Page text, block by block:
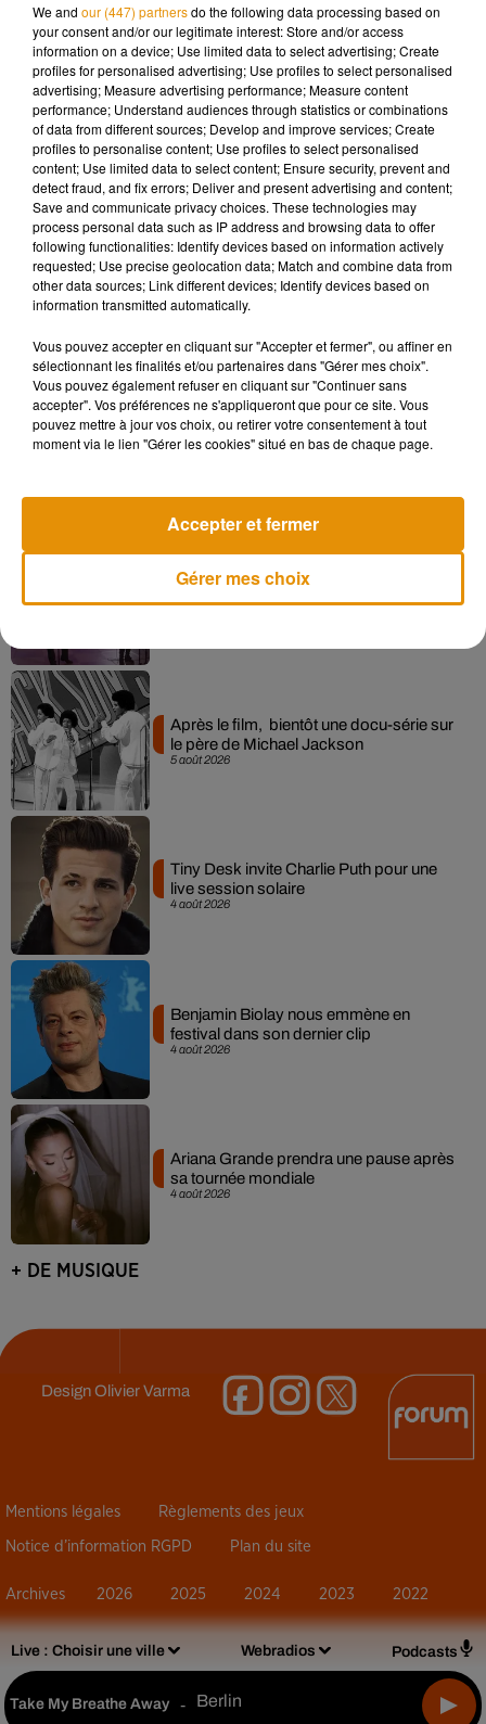
Live : Choisir une ville Webradios Podcasts
Take My Breathe Away - Berlin
Publiée partwifisur Vendredi 16 octobre 2020
Une offre encore en cours
Si ce choix peut en choquer plus d'un, les jeunes parents ont
décidé de placer l'argent économisé sur un compte pour leur
fille. De son côté, la société Twifi a confirmé que l'entreprise
continuait son offre jusqu'en 2038. "C'est une question
d’honneur",a expliqué Philippe Fotsch, le directeur du
fournisseur d'accès à Internet.
Musique
Pomme emprunte le décor de l’émission
« Loups Garous » pour son...
La version réécrite de « Beautiful Day »
interprétée lors des...
5 août 2026
Après le film, bientôt une docu-série sur
le père de Michael Jackson
4 août 2026
Tiny Desk invite Charlie Puth pour une
live session solaire
4 août 2026
Benjamin Biolay nous emmène en
festival dans son dernier clip
4 août 2026
Ariana Grande prendra une pause après
sa tournée mondiale
+ DE MUSIQUE
DesignOlivier Varma
Mentions légales Règlements des jeux
Notice d’information RGPD Plan du site
Archives 2026 2025 2024 2023 2022
We and our (447) partnersdo the following data processing based on
your consent and/or our legitimate interest: Store and/or access
information on a device; Use limited data to select advertising; Create
profiles for personalised advertising; Use profiles to select personalised
advertising; Measure advertising performance; Measure content
performance; Understand audiences through statistics or combinations
of data from different sources; Develop and improve services; Create
profiles to personalise content; Use profiles to select personalised
content; Use limited data to select content; Ensure security, prevent and
detect fraud, and fix errors; Deliver and present advertising and content;
Save and communicate privacy choices. These technologies may
process personal data such as IP address and browsing data to offer
following functionalities: Identify devices based on information actively
requested; Use precise geolocation data; Match and combine data from
other data sources; Link different devices; Identify devices based on
information transmitted automatically.
Vous pouvez accepter en cliquant sur "Accepter et fermer", ou affiner en
sélectionnant les finalités et/ou partenaires dans "Gérer mes choix".
Vous pouvez également refuser en cliquant sur "Continuer sans
accepter". Vos préférences ne s'appliqueront que pour ce site. Vous
pouvez mettre à jour vos choix, ou retirer votre consentement à tout
moment via le lien "Gérer les cookies" situé en bas de chaque page.
Gérer mes choix
Accepter et fermer